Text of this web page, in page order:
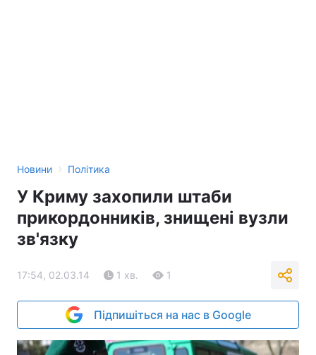
Новини › Політика
У Криму захопили штаби
прикордонників, знищені вузли
зв'язку
17:54, 02.03.14 1 хв. 1
Підпишіться на нас в Google